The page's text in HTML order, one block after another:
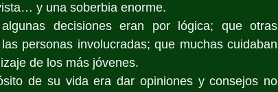
y una soberbia enorme.
decisiones eran por lógica; que otras
personas involucradas; que muchas cuidaban
de los más jóvenes.
de su vida era dar opiniones y consejos no